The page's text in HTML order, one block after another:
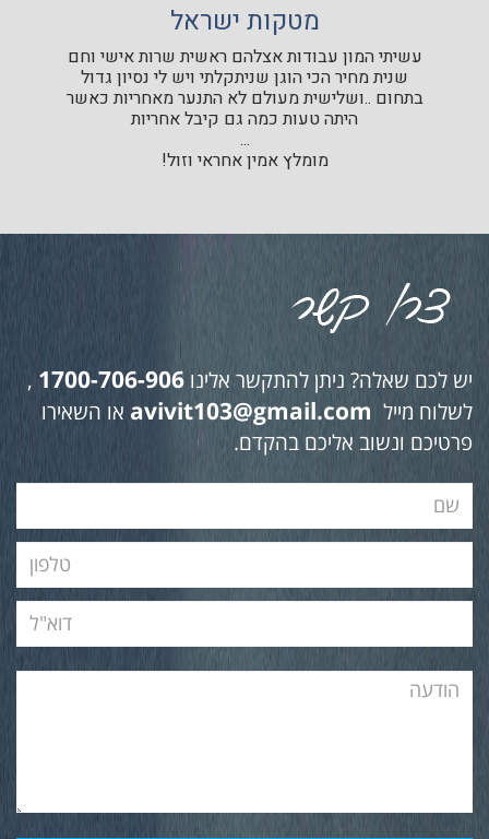
מטקות ישראל
עשיתי המון עבודות אצלהם ראשית שרות אישי וחם
שנית מחיר הכי הוגן שניתקלתי ויש לי נסיון גדול
בתחום ..ושלישית מעולם לא התנער מאחריות כאשר
היתה טעות כמה גם קיבל אחריות
...
מומלץ אמין אחראי וזול!
יש לכם שאלה? ניתן להתקשר אלינו 1700-706-906
,
לשלוח מייל avivit103@gmail.com או השאירו
פרטיכם ונשוב אליכם בהקדם.